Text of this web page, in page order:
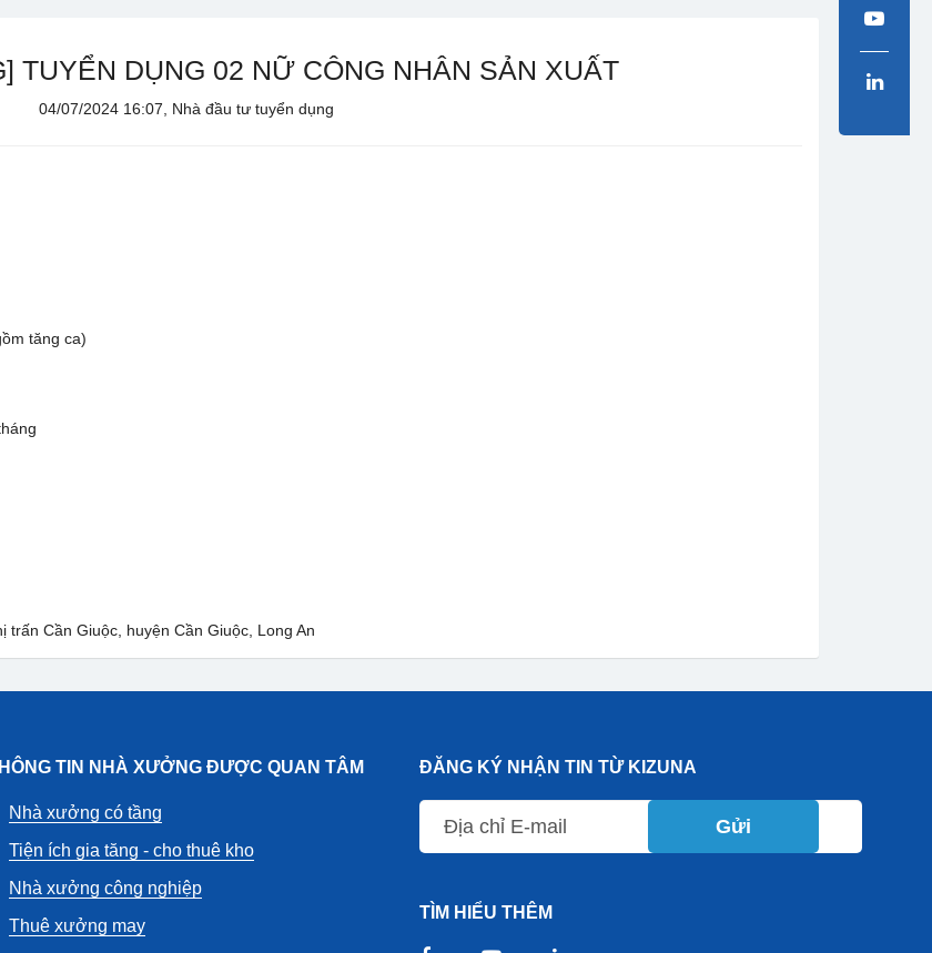
TUYỂN DỤNG 02 NỮ CÔNG NHÂN SẢN XUẤT
04/07/2024 16:07, Nhà đầu tư tuyển dụng
tăng ca)
Cần Giuộc, huyện Cần Giuộc, Long An
TIN NHÀ XƯỞNG ĐƯỢC QUAN TÂM
Nhà xưởng có tầng
Tiện ích gia tăng - cho thuê kho
Nhà xưởng công nghiệp
Thuê xưởng may
ĐĂNG KÝ NHẬN TIN TỪ KIZUNA
Gửi
TÌM HIỂU THÊM